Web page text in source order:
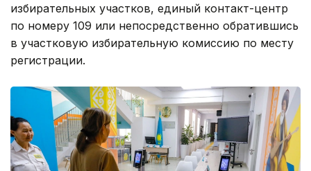
избирательных участков, единый контакт-центр
по номеру 109 или непосредственно обратившись
в участковую избирательную комиссию по месту
регистрации.